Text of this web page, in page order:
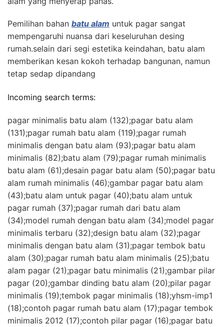
Pemilihan bahan batu alam untuk pagar sangat
mempengaruhi nuansa dari keseluruhan desing
rumah.selain dari segi estetika keindahan, batu alam
memberikan kesan kokoh terhadap bangunan, namun
tetap sedap dipandang
Incoming search terms:
pagar minimalis batu alam (132);pagar batu alam
(131);pagar rumah batu alam (119);pagar rumah
minimalis dengan batu alam (93);pagar batu alam
minimalis (82);batu alam (79);pagar rumah minimalis
batu alam (61);desain pagar batu alam (50);pagar batu
alam rumah minimalis (46);gambar pagar batu alam
(43);batu alam untuk pagar (40);batu alam untuk
pagar rumah (37);pagar rumah dari batu alam
(34);model rumah dengan batu alam (34);model pagar
minimalis terbaru (32);design batu alam (32);pagar
minimalis dengan batu alam (31);pagar tembok batu
alam (30);pagar rumah batu alam minimalis (25);batu
alam pagar (21);pagar batu minimalis (21);gambar pilar
pagar (20);gambar dinding batu alam (20);pilar pagar
minimalis (19);tembok pagar minimalis (18);yhsm-imp1
(18);contoh pagar rumah batu alam (17);pagar tembok
minimalis 2012 (17);contoh pilar pagar (16);pagar batu